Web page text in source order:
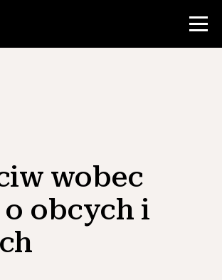
nauczycieli
w klasie
umiejętności badawczych
wobec
obcych i